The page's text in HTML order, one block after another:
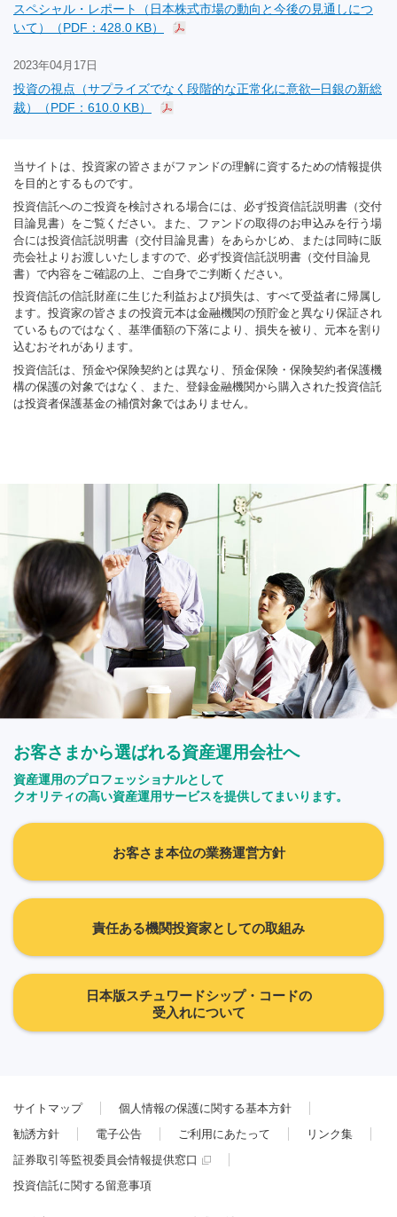
スペシャル・レポート（日本株式市場の動向と今後の見通しにつ
いて）（PDF：428.0 KB）
2023年04月17日
投資の視点（サプライズでなく段階的な正常化に意欲─日銀の新総
裁）（PDF：610.0 KB）
当サイトは、投資家の皆さまがファンドの理解に資するための情報提供
を目的とするものです。
投資信託へのご投資を検討される場合には、必ず投資信託説明書（交付
目論見書）をご覧ください。また、ファンドの取得のお申込みを行う場
合には投資信託説明書（交付目論見書）をあらかじめ、または同時に販
売会社よりお渡しいたしますので、必ず投資信託説明書（交付目論見
書）で内容をご確認の上、ご自身でご判断ください。
投資信託の信託財産に生じた利益および損失は、すべて受益者に帰属し
ます。投資家の皆さまの投資元本は金融機関の預貯金と異なり保証され
ているものではなく、基準価額の下落により、損失を被り、元本を割り
込むおそれがあります。
投資信託は、預金や保険契約とは異なり、預金保険・保険契約者保護機
構の保護の対象ではなく、また、登録金融機関から購入された投資信託
は投資者保護基金の補償対象ではありません。
お客さまから選ばれる資産運用会社へ
資産運用のプロフェッショナルとして
クオリティの高い資産運用サービスを提供してまいります。
お客さま本位の業務運営方針
責任ある機関投資家としての取組み
日本版スチュワードシップ・コードの
受入れについて
サイトマップ
個人情報の保護に関する基本方針
勧誘方針
電子公告 ご利用にあたって
リンク集
証券取引等監視委員会情報提供窓口
投資信託に関する留意事項